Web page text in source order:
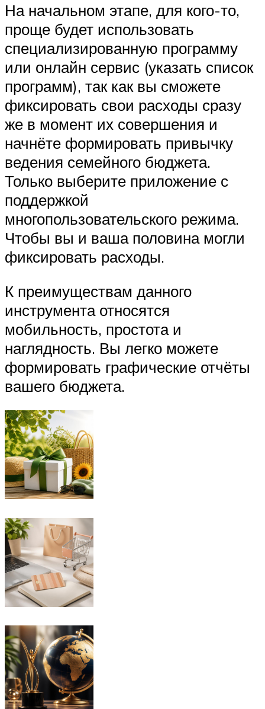
На начальном этапе, для кого-то,
проще будет использовать
специализированную программу
или онлайн сервис (указать список
программ), так как вы сможете
фиксировать свои расходы сразу
же в момент их совершения и
начнёте формировать привычку
ведения семейного бюджета.
Только выберите приложение с
поддержкой
многопользовательского режима.
Чтобы вы и ваша половина могли
фиксировать расходы.
К преимуществам данного
инструмента относятся
мобильность, простота и
наглядность. Вы легко можете
формировать графические отчёты
вашего бюджета.